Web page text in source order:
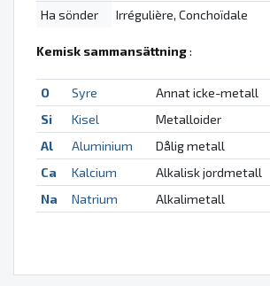
Ha sönder
Irrégulière, Conchoïdale
Kemisk sammansättning:
O Syre Annat icke-metall
Si
Kisel Metalloider
Al
Aluminium Dålig metall
Ca
Kalcium Alkalisk jordmetall
Na
Natrium Alkalimetall